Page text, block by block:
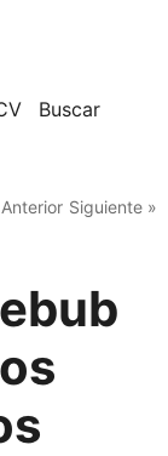
Buscar
Siguiente »